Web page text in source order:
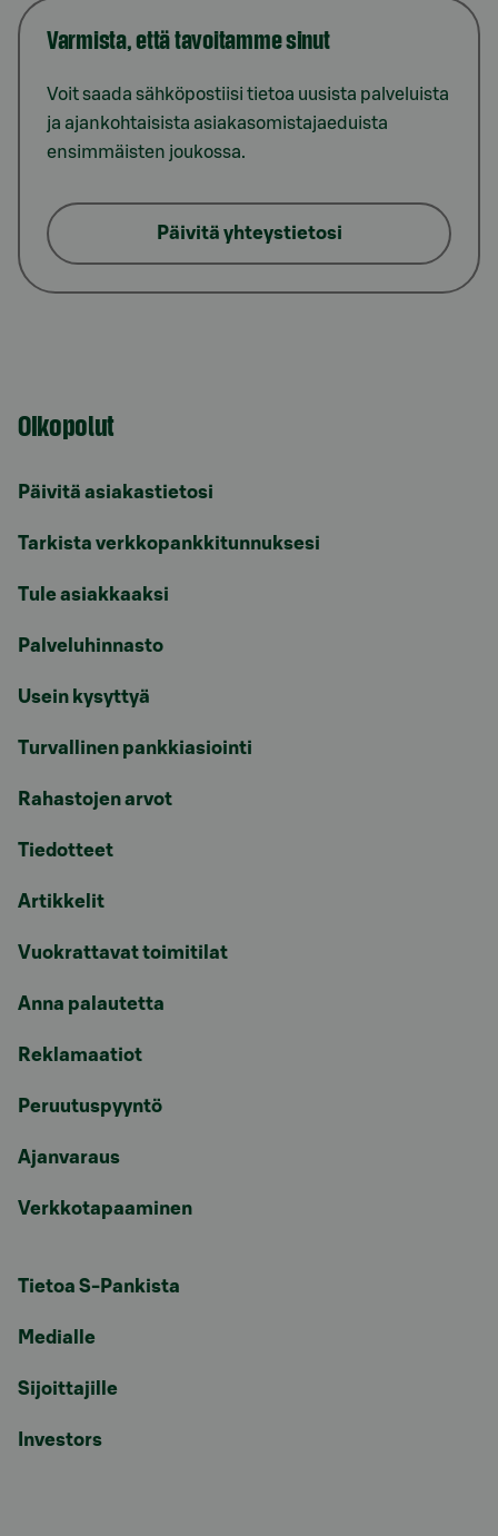
Varmista, että tavoitamme sinut
Voit saada sähköpostiisi tietoa uusista palveluista
ja ajankohtaisista asiakasomistajaeduista
ensimmäisten joukossa.
Päivitä yhteystietosi
Oikopolut
Päivitä asiakastietosi
Tarkista verkkopankkitunnuksesi
Tule asiakkaaksi
Palveluhinnasto
Usein kysyttyä
Turvallinen pankkiasiointi
Rahastojen arvot
Tiedotteet
Artikkelit
Vuokrattavat toimitilat
Anna palautetta
Reklamaatiot
Peruutuspyyntö
Ajanvaraus
Verkkotapaaminen
Tietoa S-Pankista
Medialle
Sijoittajille
Investors